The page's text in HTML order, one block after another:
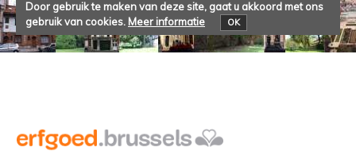
Door gebruik te maken van deze site, gaat u akkoord met ons
gebruik van cookies. Meer informatie OK